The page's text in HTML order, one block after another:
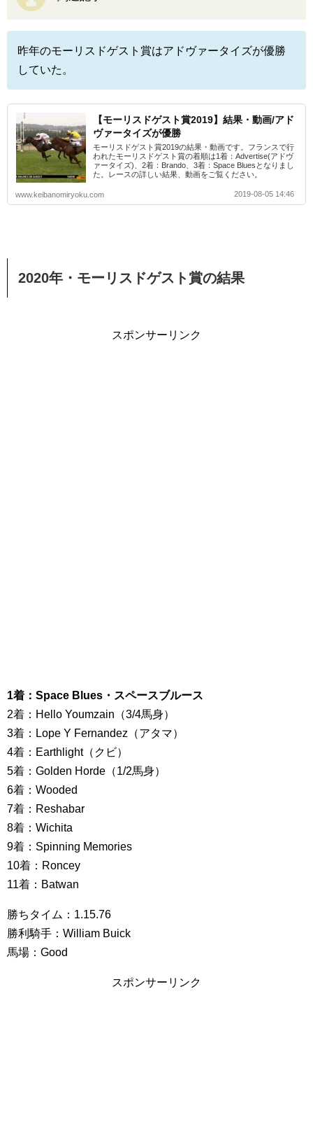
昨年のモーリスドゲスト賞はアドヴァータイズが優勝
していた。
【モーリスドゲスト賞2019】結果・動画/アド
ヴァータイズが優勝
モーリスドゲスト賞2019の結果・動画です。フランスで行
われたモーリスドゲスト賞の着順は1着：Advertise(アドヴ
ァータイズ)、2着：Brando、3着：Space Bluesとなりまし
た。レースの詳しい結果、動画をご覧ください。
www.keibanomiryoku.com 2019-08-05 14:46
2020年・モーリスドゲスト賞の結果
スポンサーリンク
1着：Space Blues・スペースブルース
2着：Hello Youmzain（3/4馬身）
3着：Lope Y Fernandez（アタマ）
4着：Earthlight（クビ）
5着：Golden Horde（1/2馬身）
6着：Wooded
7着：Reshabar
8着：Wichita
9着：Spinning Memories
10着：Roncey
11着：Batwan
勝ちタイム：1.15.76
勝利騎手：William Buick
馬場：Good
スポンサーリンク